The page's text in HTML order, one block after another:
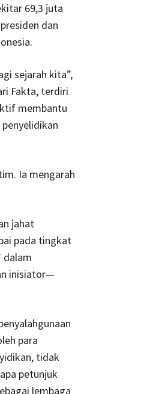
69,3 juta
dan
sejarah kita”,
Fakta, terdiri
membantu
Ia mengarah
jahat
pada tingkat
dalam
inisiator—
para
tidak
petunjuk
lembaga